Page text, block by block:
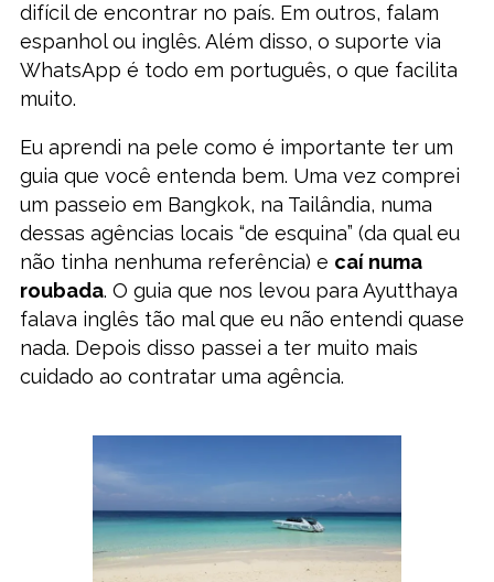
difícil de encontrar no país. Em outros, falam
espanhol ou inglês. Além disso, o suporte via
WhatsApp é todo em português, o que facilita
muito.
Eu aprendi na pele como é importante ter um
guia que você entenda bem. Uma vez comprei
um passeio em Bangkok, na Tailândia, numa
dessas agências locais “de esquina” (da qual eu
não tinha nenhuma referência) e caí numa
roubada. O guia que nos levou para Ayutthaya
falava inglês tão mal que eu não entendi quase
nada. Depois disso passei a ter muito mais
cuidado ao contratar uma agência.